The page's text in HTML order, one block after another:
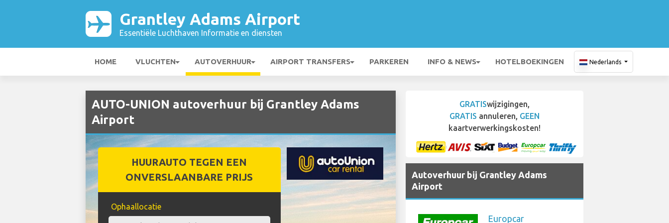
Grantley Adams Airport
Essentiële Luchthaven Informatie en diensten
HOME VLUCHTEN AUTOVERHUUR AIRPORT TRANSFERS PARKEREN INFO & NEWS HOTELBOEKINGEN Nederlands
AUTO-UNION autoverhuur bij Grantley Adams
Airport
HUURAUTO TEGEN EEN
ONVERSLAANBARE PRIJS
Ophaallocatie
GRATISwijzigingen,
GRATIS annuleren, GEEN
kaartverwerkingskosten!
Autoverhuur bij Grantley Adams
Airport
Europcar